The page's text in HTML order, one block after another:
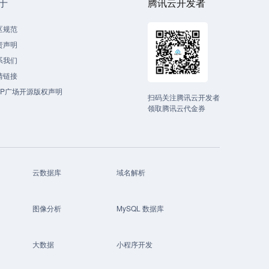
规范
声明
我们
链接
广场开源版权声明
扫码关注腾讯云开发者
领取腾讯云代金券
云数据库 域名解析
图像分析 MySQL 数据库
大数据 小程序开发